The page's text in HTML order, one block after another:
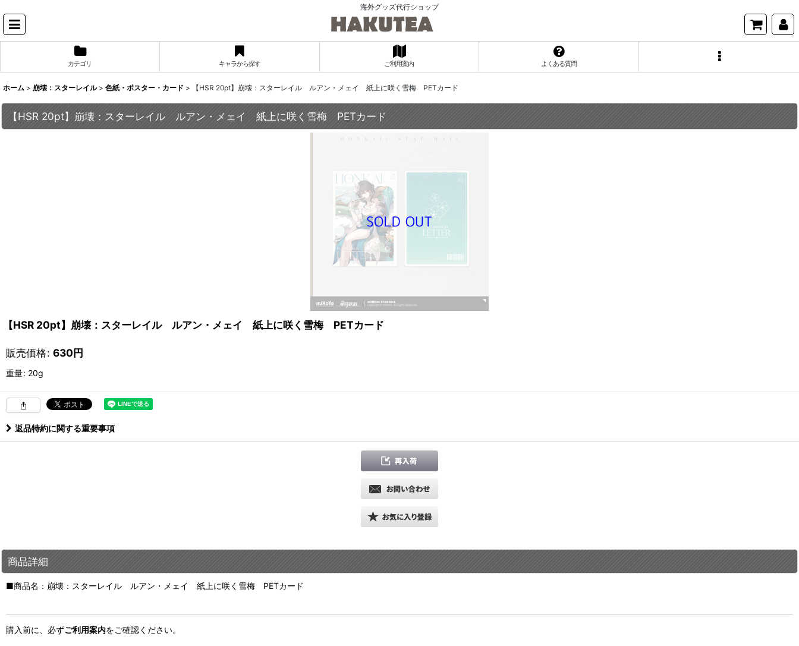
海外グッズ代行ショップ
カテゴリ キャラから探す ご利用案内 よくある質問
ホーム > 崩壊：スターレイル > 色紙・ポスター・カード > 【HSR 20pt】崩壊：スターレイル ルアン・メェイ 紙上に咲く雪梅 PETカード
【HSR 20pt】崩壊：スターレイル ルアン・メェイ 紙上に咲く雪梅 PETカード
【HSR 20pt】崩壊：スターレイル ルアン・メェイ 紙上に咲く雪梅 PETカード
販売価格: 630円
重量: 20g
返品特約に関する重要事項
商品詳細
■商品名：崩壊：スターレイル ルアン・メェイ 紙上に咲く雪梅 PETカード
購入前に、必ずご利用案内をご確認ください。